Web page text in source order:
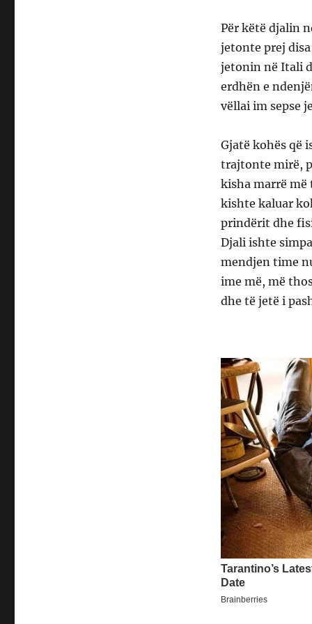
Për këtë djalin
jetonte prej
jetonin në Itali
erdhën e
vëllai im sepse
Gjatë kohës që
trajtonte mirë,
kisha marrë më
kishte kaluar
prindërit dhe
Djali ishte
mendjen time
ime më, më
dhe të jetë i